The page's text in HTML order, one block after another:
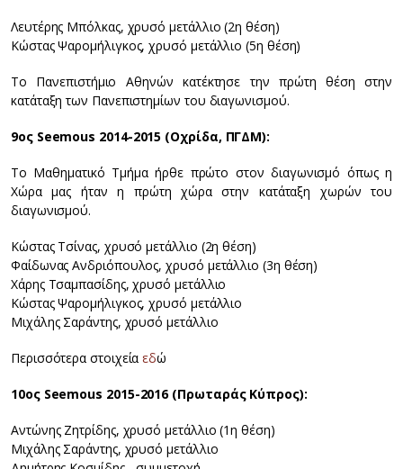
Λευτέρης Μπόλκας, χρυσό μετάλλιο (2η θέση)
Κώστας Ψαρομήλιγκος, χρυσό μετάλλιο (5η θέση)
Το Πανεπιστήμιο Αθηνών κατέκτησε την πρώτη θέση στην
κατάταξη των Πανεπιστημίων του διαγωνισμού.
9ος Seemous 2014-2015 (Οχρίδα, ΠΓΔΜ):
Το Μαθηματικό Τμήμα ήρθε πρώτο στον διαγωνισμό όπως η
Χώρα μας ήταν η πρώτη χώρα στην κατάταξη χωρών του
διαγωνισμού.
Κώστας Τσίνας, χρυσό μετάλλιο (2η θέση)
Φαίδωνας Ανδριόπουλος, χρυσό μετάλλιο (3η θέση)
Χάρης Τσαμπασίδης, χρυσό μετάλλιο
Κώστας Ψαρομήλιγκος, χρυσό μετάλλιο
Μιχάλης Σαράντης, χρυσό μετάλλιο
Περισσότερα στοιχείαεδώ
10ος Seemous 2015-2016 (Πρωταράς Κύπρος):
Αντώνης Ζητρίδης, χρυσό μετάλλιο (1η θέση)
Μιχάλης Σαράντης, χρυσό μετάλλιο